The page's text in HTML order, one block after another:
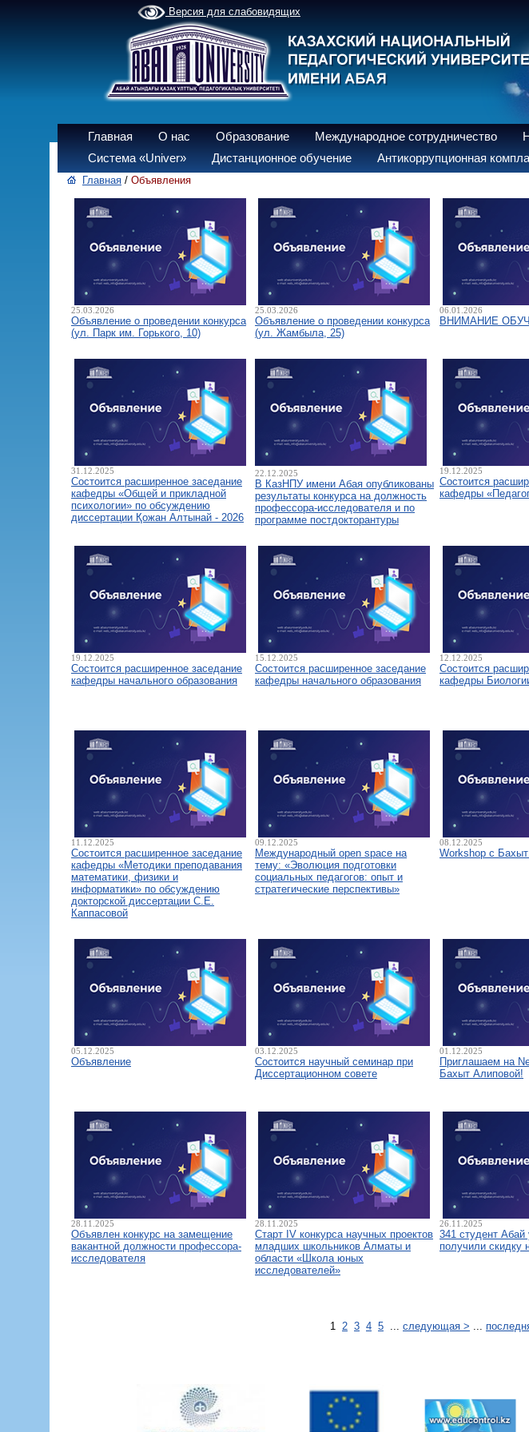
Версия для слабовидящих
Главная О нас Образование Международное сотрудничество
Система «Univer»
Дистанционное обучение Антикоррупционная
Главная / Объявления
25.03.2026
Объявление о проведении конкурса
(ул. Парк им. Горького, 10)
25.03.2026
Объявление о проведении конкурса
(ул. Жамбыла, 25)
06.01.2026
ВНИМАНИЕ
31.12.2025
Состоится расширенное заседание
кафедры «Общей и прикладной
психологии» по обсуждению
диссертации Қожан Алтынай - 2026
22.12.2025
В КазНПУ имени Абая опубликованы
результаты конкурса на должность
профессора-исследователя и по
программе постдокторантуры
19.12.2025
Состоится
кафедры
19.12.2025
Состоится расширенное заседание
кафедры начального образования
15.12.2025
Состоится расширенное заседание
кафедры начального образования
12.12.2025
Состоится
кафедры
11.12.2025
Состоится расширенное заседание
кафедры «Методики преподавания
математики, физики и
информатики» по обсуждению
докторской диссертации С.Е.
Каппасовой
09.12.2025
Международный open space на
тему: «Эволюция подготовки
социальных педагогов: опыт и
стратегические перспективы»
08.12.2025
Workshop с
05.12.2025
Объявление
03.12.2025
Состоится научный семинар при
Диссертационном совете
01.12.2025
Приглашаем на
Бахыт Алиповой!
28.11.2025
Объявлен конкурс на замещение
вакантной должности профессора-
исследователя
28.11.2025
Старт IV конкурса научных проектов
младших школьников Алматы и
области «Школа юных
исследователей»
26.11.2025
341 студент Абай
получили скидку
1 2 3 4 5 ... следующая > ...